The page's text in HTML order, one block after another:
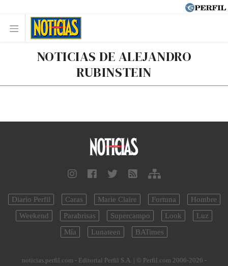
NOTICIAS DE ALEJANDRO
RUBINSTEIN
Diario Perfil Caras Marie Claire Fortuna
Hombre
Weekend
Parabrisas Supercampo Look
Luz
Mía
Lunateen BATimes
noticias.perfil.com - Editorial Perfil S.A. | © Perfil.com 2006-2026 -